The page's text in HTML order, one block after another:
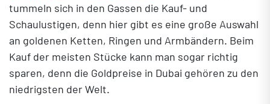
tummeln sich in den Gassen die Kauf- und
Schaulustigen, denn hier gibt es eine große Auswahl
an goldenen Ketten, Ringen und Armbändern. Beim
Kauf der meisten Stücke kann man sogar richtig
sparen, denn die Goldpreise in Dubai gehören zu den
niedrigsten der Welt.